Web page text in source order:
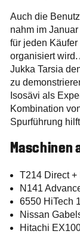
Auch die
nahm im
für jeden
organisiert
Jukka Tarsia
zu
Isosävi als
Kombination
Spurführung
Maschinen
T214 Direct +
N141
6550 HiTech
Nissan
Hitachi